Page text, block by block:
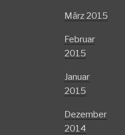
März 2015
Februar
2015
Januar
2015
Dezember
2014